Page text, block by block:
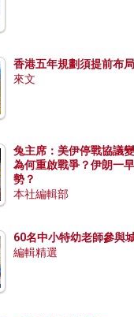
香港五年規劃須提前布
來文
兔主席：美伊停戰協議
為何重啟戰爭？伊朗一
勢？
本社編輯部
60名中小特幼老師參與
編輯精選